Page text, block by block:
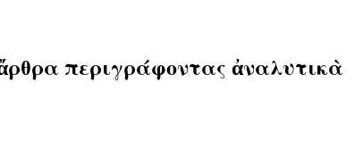
περιγράφοντας ἀναλυτικὰ